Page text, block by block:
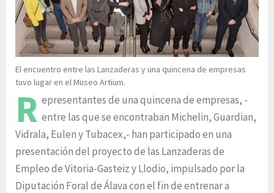
El encuentro entre las Lanzaderas y una quincena de empresas
tuvo lugar en el Museo Artium.
R epresentantes de una quincena de empresas, -
entre las que se encontraban Michelin, Guardian,
Vidrala, Eulen y Tubacex,- han participado en una
presentación del proyecto de las Lanzaderas de
Empleo de Vitoria-Gasteiz y Llodio, impulsado por la
Diputación Foral de Álava con el fin de entrenar a